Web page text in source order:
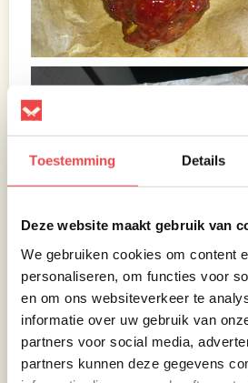
Toestemming Details
Deze website maakt gebruik van
We gebruiken cookies om content
personaliseren, om functies voor
en om ons websiteverkeer te
informatie over uw gebruik van
partners voor social media,
partners kunnen deze gegevens